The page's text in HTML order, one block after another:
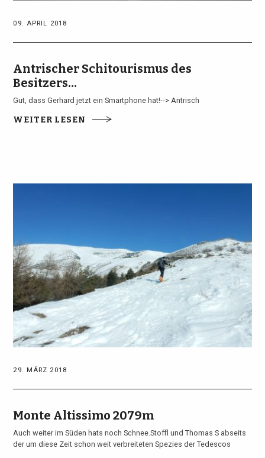
09. APRIL 2018
Antrischer Schitourismus des
Besitzers...
Gut, dass Gerhard jetzt ein Smartphone hat!--> Antrisch
WEITER LESEN
29. MÄRZ 2018
Monte Altissimo 2079m
Auch weiter im Süden hats noch Schnee.Stoffl und Thomas S abseits
der um diese Zeit schon weit verbreiteten Spezies der Tedescos